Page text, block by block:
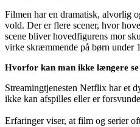
Filmen har en dramatisk, alvorlig
vold. Der er flere scener, hvor
scene bliver hovedfigurens mor
virke skræmmende på børn under
Hvorfor kan man ikke længere
Streamingtjenesten Netflix har et
ikke kan afspilles eller er
Erfaringer viser, at film og serier